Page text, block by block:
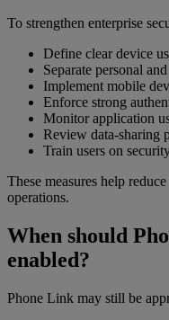
To strengthen enterprise
Define clear device
Separate personal
Implement mobile
Enforce strong
Monitor application
Review data-sharing
Train users on
These measures help
operations.
When should
enabled?
Phone Link may still be